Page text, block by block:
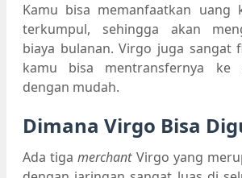
Kamu bisa memanfaatkan uang
terkumpul, sehingga akan
biaya bulanan. Virgo juga sangat
kamu bisa mentransfernya ke
dengan mudah.
Dimana Virgo Bisa
Ada tigamerchantVirgo yang